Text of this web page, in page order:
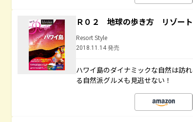
Ｒ０２ 地球の歩き方 リゾー
Resort Style
2018.11.14 発売
ハワイ島のダイナミックな自然は訪
る自然派グルメも見逃せない！